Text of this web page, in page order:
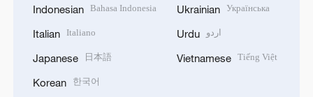
Indonesian Bahasa Indonesia
Italian Italiano
Japanese 日本語
Korean 한국어
Ukrainian Українська
Urdu اردو
Vietnamese Tiếng Việt